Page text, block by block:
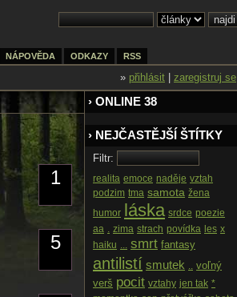
NÁPOVĚDA ODKAZY RSS
» přihlásit zaregistruj se
1
5
› ONLINE 38
› NEJČASTĚJŠÍ ŠTÍTKY
Filtr:
realita emoce naděje vztah
podzim tma samota žena
humor láska srdce poezie
aa . zima strach povídka les x
haiku ... smrt fantasy
antilistí smutek .. voľný
verš pocit vztahy jen tak *